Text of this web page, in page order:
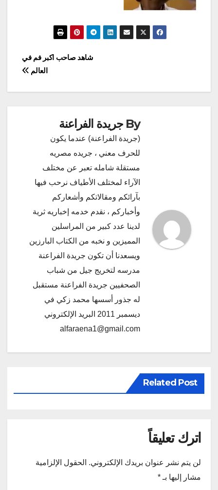
شاهد صاحب اكبر فم في
العالم
By جريدة الفراعنة
(جريدة الفراعنة) عندما يكون
للحرف معني ، جريده مصريه
مستقلة شامله تعبر عن مختلف
الآراء لمختلف الأطياف نرحب فيها
بآرائكم ومقالاتكم وأشعاركم
وأخباركم ، نقدم خدمه إخباريه ثرية
لدينا عدد كبير من المراسلين
المميزين و نخبه من الكتاب البارزين
ويسعدنا أن تكون جريدة الفراعنة
مدرسه لتخريج جيل من شباب
الصحفيين جريدة الفراعنة مستقبل
له جذور أسسها محمد زكي في
ديسمبر 2011 البريد الإلكتروني
alfaraena1@gmail.com
Related Post
اترك تعليقاً
لن يتم نشر عنوان بريدك الإلكتروني. الحقول الإلزامية
مشار إليها بـ *